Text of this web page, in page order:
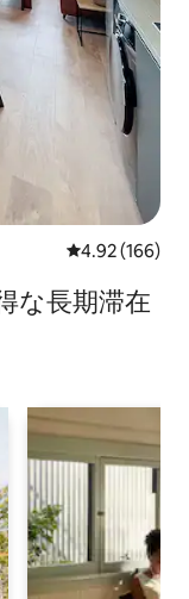
レビュー166
4.92 (166)
な長⁠期⁠滞⁠在